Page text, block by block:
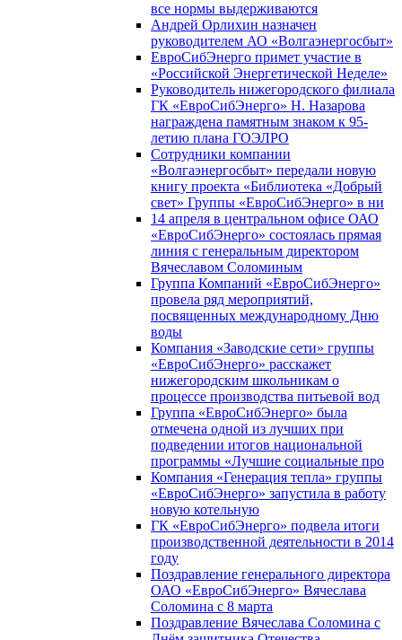
все нормы выдерживаются
Андрей Орлихин назначен
руководителем АО «Волгаэнергосбыт»
ЕвроСибЭнерго примет участие в
«Российской Энергетической Неделе»
Руководитель нижегородского филиала
ГК «ЕвроСибЭнерго» Н. Назарова
награждена памятным знаком к 95-
летию плана ГОЭЛРО
Сотрудники компании
«Волгаэнергосбыт» передали новую
книгу проекта «Библиотека «Добрый
свет» Группы «ЕвроСибЭнерго» в ни
14 апреля в центральном офисе ОАО
«ЕвроСибЭнерго» состоялась прямая
линия с генеральным директором
Вячеславом Соломиным
Группа Компаний «ЕвроСибЭнерго»
провела ряд мероприятий,
посвященных международному Дню
воды
Компания «Заводские сети» группы
«ЕвроСибЭнерго» расскажет
нижегородским школьникам о
процессе производства питьевой вод
Группа «ЕвроСибЭнерго» была
отмечена одной из лучших при
подведении итогов национальной
программы «Лучшие социальные про
Компания «Генерация тепла» группы
«ЕвроСибЭнерго» запустила в работу
новую котельную
ГК «ЕвроСибЭнерго» подвела итоги
производственной деятельности в 2014
году
Поздравление генерального директора
ОАО «ЕвроСибЭнерго» Вячеслава
Соломина с 8 марта
Поздравление Вячеслава Соломина с